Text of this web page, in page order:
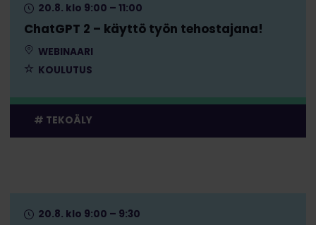
ChatGPT 2 – käyttö työn tehostajana!
20.8. klo 9:00 – 11:00
WEBINAARI
KOULUTUS
TEKOÄLY
20.8. klo 9:00 – 9:30